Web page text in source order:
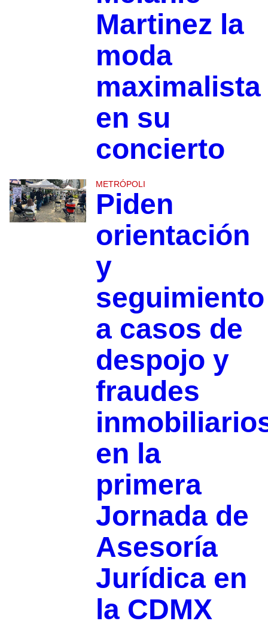
Martinez la
moda
maximalista
en su
concierto
METRÓPOLI
Piden
orientación
y
seguimiento
a casos de
despojo y
fraudes
en la
primera
Jornada de
Asesoría
Jurídica en
la CDMX